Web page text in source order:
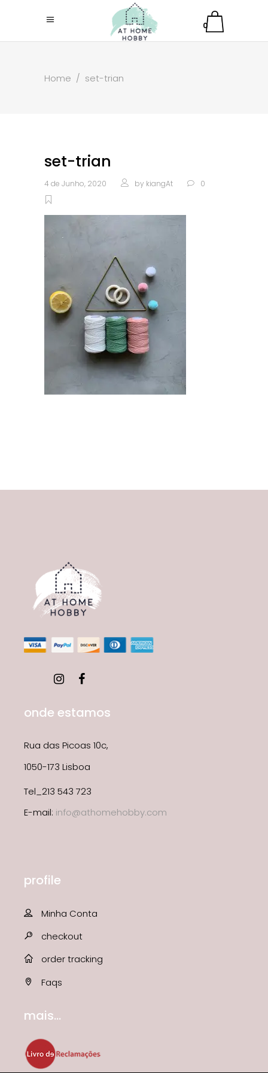
0
Home / set-trian
set-trian
4 de Junho, 2020 by kiangAt 0
onde estamos
Rua das Picoas 10c,
1050-173 Lisboa
Tel_213 543 723
E-mail: info@athomehobby.com
profile
Minha Conta
checkout
order tracking
Faqs
mais...